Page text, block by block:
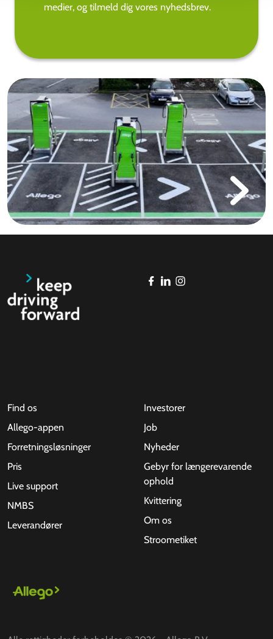
medier, og tilmeld dig vores nyhedsbrev.
Find os
Allego-appen
Forretningsløsninger
Pris
Live support
NMBS
Leverandører
Investorer
Job
Nyheder
Gebyr for længerevarende
ophold
Kvittering
Om os
Stroometiket